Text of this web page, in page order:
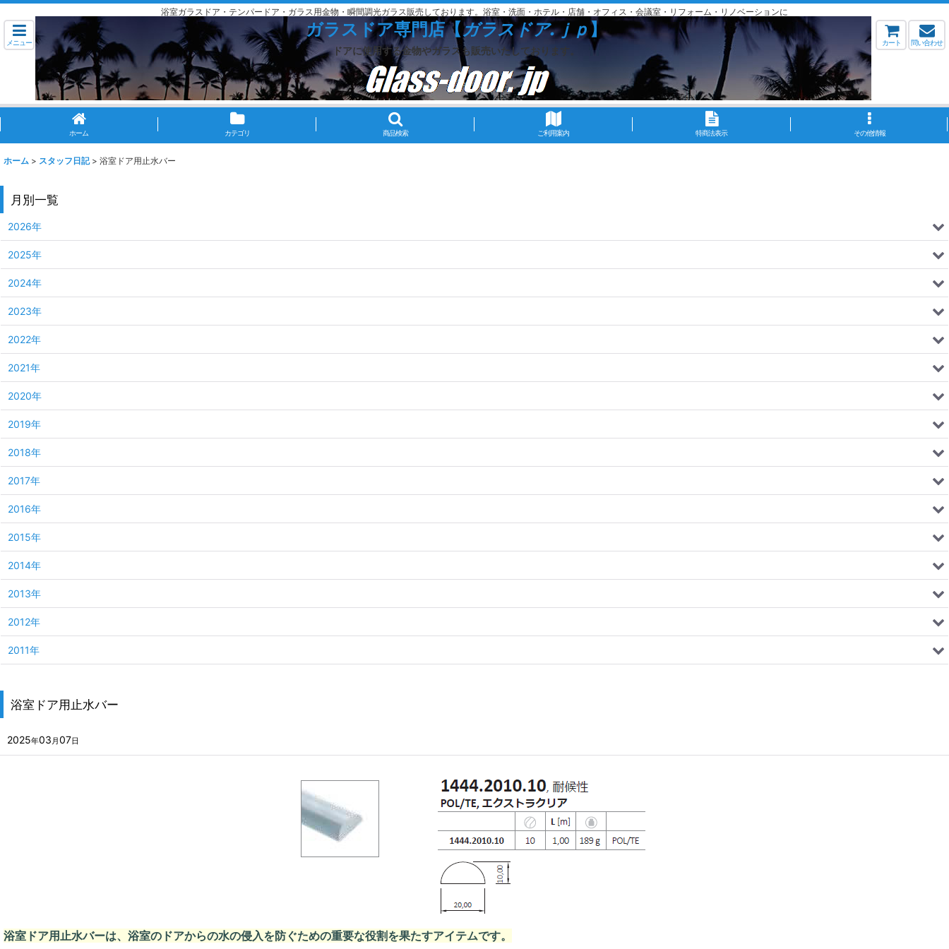
浴室ガラスドア・テンパードア・ガラス用金物・瞬間調光ガラス販売しております。浴室・洗面・ホテル・店舗・オフィス・会議室・リフォーム・リノベーションに
メニュー
ガラスドア専門店【ガラスドア.ｊｐ】
ドアに使用する金物やガラスも販売いたしております。
カート 問い合わせ
ホーム カテゴリ 商品検索 ご利用案内 特商法表示 その他情報
ホーム > スタッフ日記 > 浴室ドア用止水バー
浴室ドア用止水バー
2025年03 月07日
浴室ドア用止水バーは、浴室のドアからの水の侵入を防ぐための重要な役割を果たすアイテムです。
月別一覧
2026年
2025年
2024年
2023年
2022年
2021年
2020年
2019年
2018年
2017年
2016年
2015年
2014年
2013年
2012年
2011年